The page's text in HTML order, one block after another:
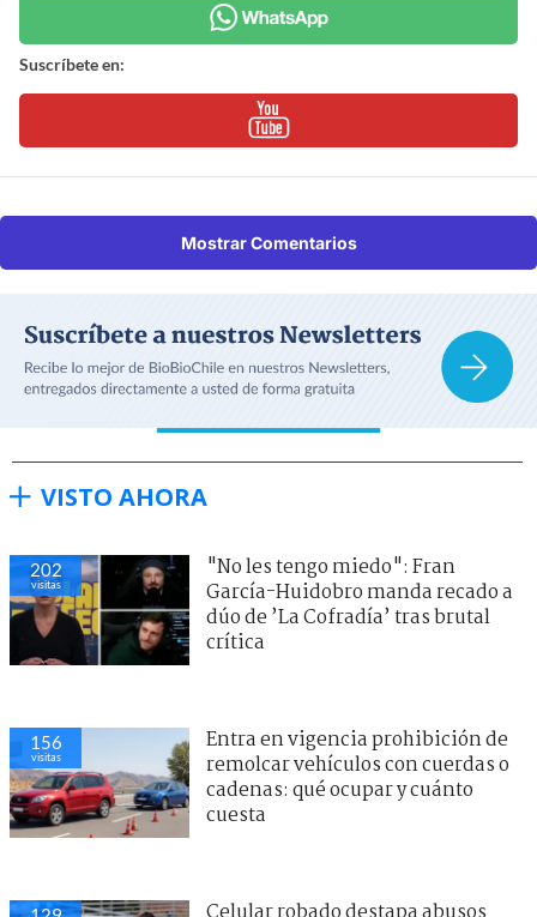
Suscríbete en:
Mostrar Comentarios
VISTO AHORA
202
visitas
"No les tengo miedo": Fran
García-Huidobro manda recado a
dúo de ’La Cofradía’ tras brutal
crítica
156
visitas
Entra en vigencia prohibición de
remolcar vehículos con cuerdas o
cadenas: qué ocupar y cuánto
cuesta